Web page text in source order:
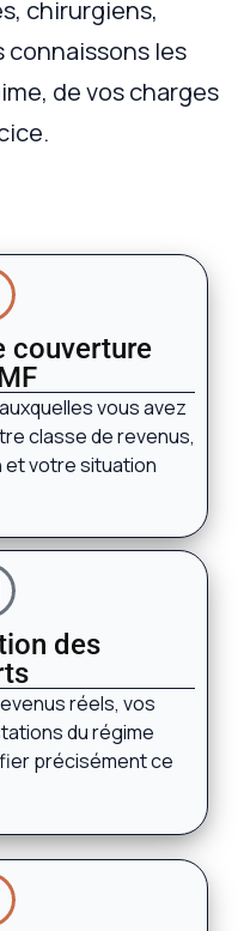
chirurgiens,
les
de vos charges
couverture
vous avez
classe de revenus,
et votre situation
des
réels, vos
du régime
précisément ce